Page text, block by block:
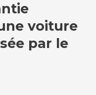
voiture
par le